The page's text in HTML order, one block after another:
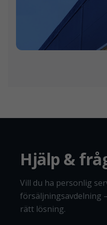
Hjälp &
Vill du ha personlig
försäljningsavdelning
rätt lösning.